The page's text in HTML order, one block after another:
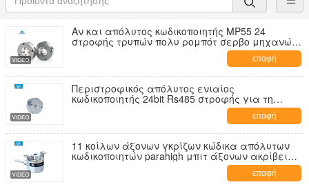
Αν και απόλυτος κωδικοποιητής MP55 24
στροφής τρυπών πολυ ρομπότ σερβο μηχανών
επαφή
Περιστροφικός απόλυτος ενιαίος
κωδικοποιητής 24bit Rs485 στροφής για τη
επαφή
11 κοίλων άξονων γκρίζων κώδικα απόλυτων
κωδικοποιητών parahigh μπιτ άξονων ακρίβειας
επαφή